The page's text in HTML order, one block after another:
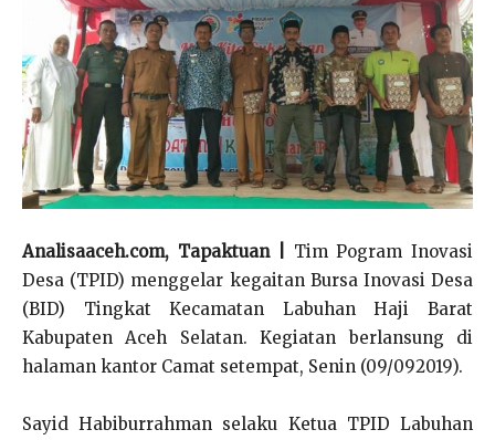
Analisaaceh.com, Tapaktuan |
Tim Pogram Inovasi
Desa (TPID) menggelar kegaitan Bursa Inovasi Desa
(BID) Tingkat Kecamatan Labuhan Haji Barat
Kabupaten Aceh Selatan. Kegiatan berlansung di
halaman kantor Camat setempat, Senin (09/092019).
Sayid Habiburrahman selaku Ketua TPID Labuhan